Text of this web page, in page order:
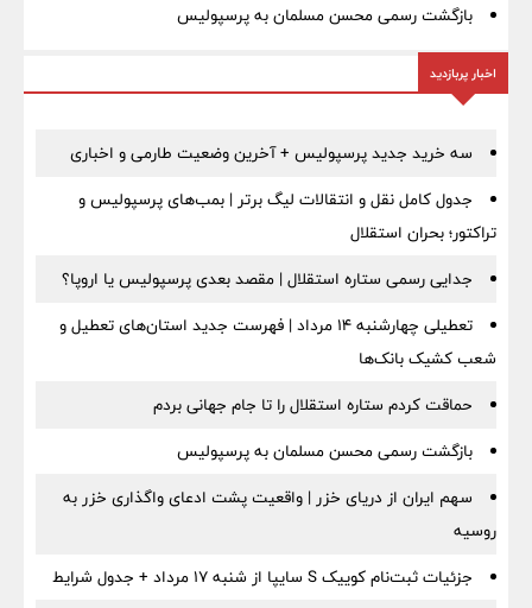
بازگشت رسمی محسن مسلمان به پرسپولیس
اخبار پربازدید
سه خرید جدید پرسپولیس + آخرین وضعیت طارمی و اخباری
جدول کامل نقل و انتقالات لیگ برتر | بمب‌های پرسپولیس و
تراکتور؛ بحران استقلال
جدایی رسمی ستاره استقلال | مقصد بعدی پرسپولیس یا اروپا؟
تعطیلی چهارشنبه ۱۴ مرداد | فهرست جدید استان‌های تعطیل و
شعب کشیک بانک‌ها
حماقت کردم ستاره استقلال را تا جام جهانی بردم
بازگشت رسمی محسن مسلمان به پرسپولیس
سهم ایران از دریای خزر | واقعیت پشت ادعای واگذاری خزر به
روسیه
جزئیات ثبت‌نام کوییک S سایپا از شنبه ۱۷ مرداد + جدول شرایط